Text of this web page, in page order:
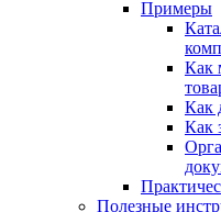
Примеры
Как
Как
Как
Полезные